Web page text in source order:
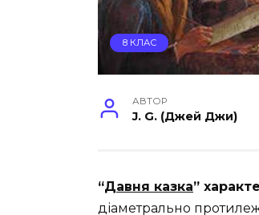
8 КЛАС
АВТОР
J. G. (Джей Джи)
“Давня казка”
діаметрально